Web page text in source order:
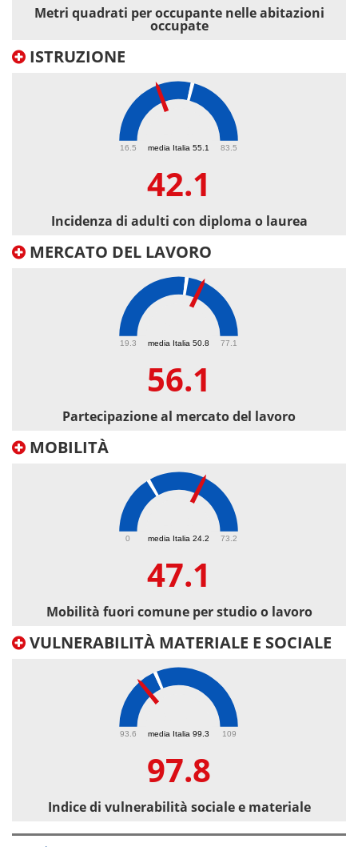
Metri quadrati per occupante nelle abitazioni
occupate
ISTRUZIONE
media Italia 55.1
16.5 83.5
42.1
Incidenza di adulti con diploma o laurea
MERCATO DEL LAVORO
media Italia 50.8
19.3 77.1
56.1
Partecipazione al mercato del lavoro
MOBILITÀ
media Italia 24.2
0 73.2
47.1
Mobilità fuori comune per studio o lavoro
VULNERABILITÀ MATERIALE E SOCIALE
media Italia 99.3
93.6 109
97.8
Indice di vulnerabilità sociale e materiale